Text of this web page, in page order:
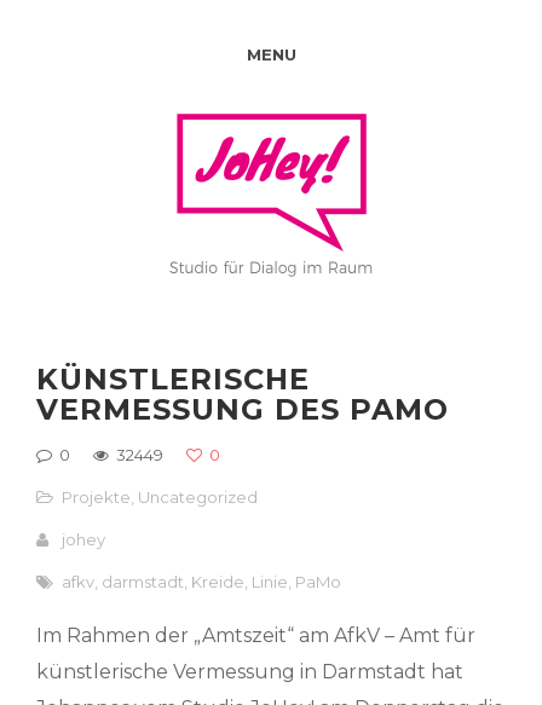
MENU
KÜNSTLERISCHE
VERMESSUNG DES PAMO
0 32449 0
Projekte Uncategorized
johey
afkv darmstadt Kreide Linie PaMo
Im Rahmen der „Amtszeit“ am AfkV – Amt für
künstlerische Vermessung in Darmstadt hat